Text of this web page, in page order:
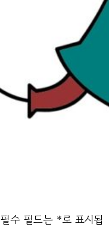
필수 필드는 *로 표시됩